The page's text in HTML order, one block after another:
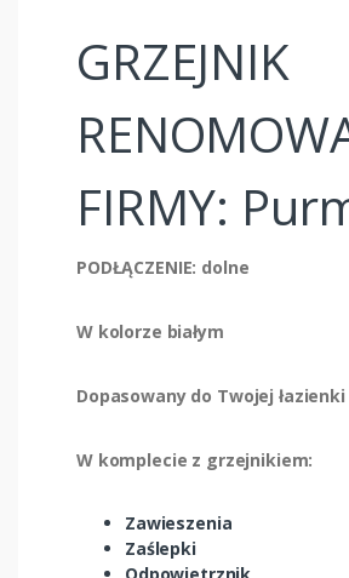
GRZEJNIK
FIRMY:
PODŁĄCZENIE: dolne
W kolorze białym
Dopasowany do Twojej łazienki
W komplecie z grzejnikiem:
Zawieszenia
Zaślepki
Odpowietrznik